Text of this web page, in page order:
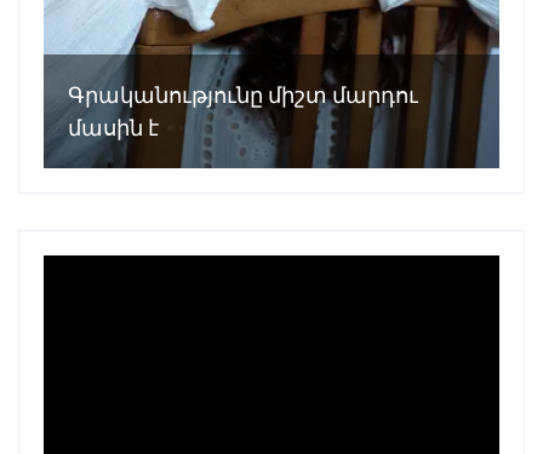
Գրականությունը միշտ մարդու
մասին է